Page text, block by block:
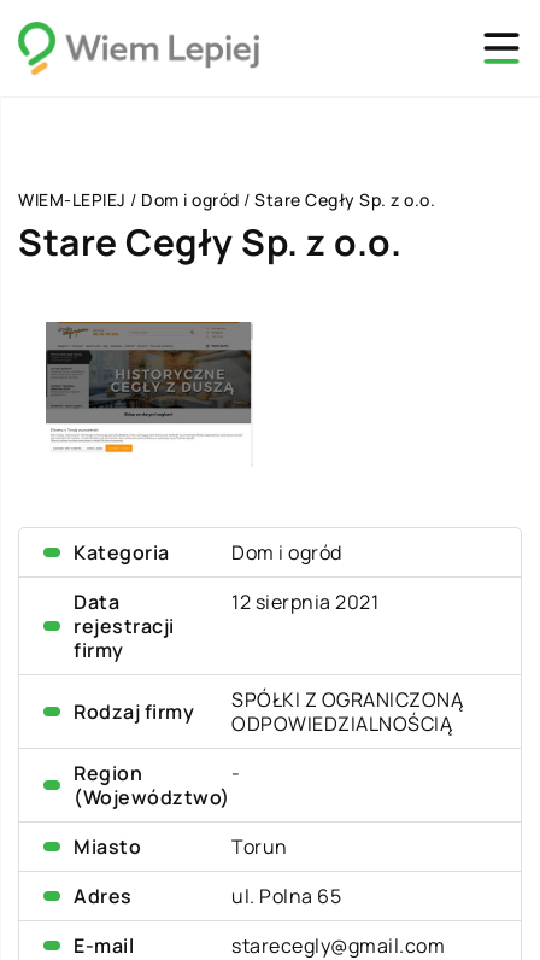
WIEM-LEPIEJ / Dom i ogród / Stare Cegły Sp. z o.o.
Stare Cegły Sp. z o.o.
Kategoria
Dom i ogród
Data
rejestracji
firmy
12 sierpnia 2021
Rodzaj firmy
SPÓŁKI Z OGRANICZONĄ
ODPOWIEDZIALNOŚCIĄ
Region
(Województwo)
-
Miasto
Torun
Adres
ul. Polna 65
E-mail
starecegly@gmail.com